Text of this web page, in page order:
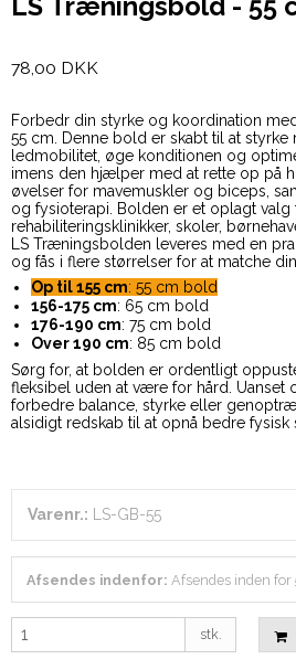
LS Træningsbold - 55
78,00 DKK
Forbedr din styrke og koordination
55 cm. Denne bold er skabt til at
ledmobilitet, øge konditionen og
imens den hjælper med at rette op på
øvelser for mavemuskler og biceps,
og fysioterapi. Bolden er et oplagt valg
rehabiliteringsklinikker, skoler,
LS Træningsbolden leveres med en
og fås i flere størrelser for at matche
Op til 155 cm: 55 cm bold
156-175 cm: 65 cm bold
176-190 cm: 75 cm bold
Over 190 cm: 85 cm bold
Sørg for, at bolden er ordentligt
fleksibel uden at være for hård. Uanset
forbedre balance, styrke eller
alsidigt redskab til at opnå bedre fysisk
Varenr.: LS-GB-55
Afsendes indenfor: Afsendes inden for
stk.